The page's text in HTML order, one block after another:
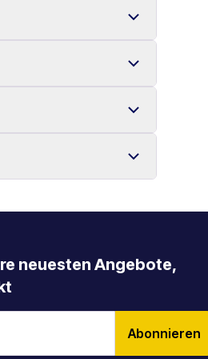
Strand sowie
der es übernommen
neuesten Angebote,
Abonnieren